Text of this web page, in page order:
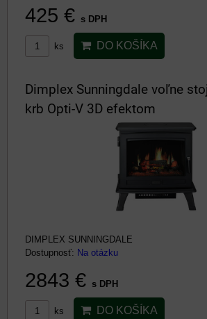
425 € s DPH
ks DO KOŠÍKA
Dimplex Sunningdale voľne
krb Opti-V 3D efektom
DIMPLEX SUNNINGDALE
Dostupnosť: Na otázku
2843 € s DPH
ks DO KOŠÍKA